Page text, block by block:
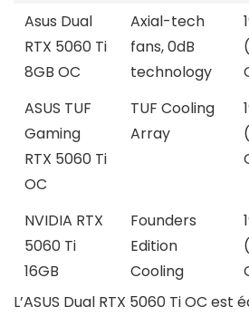
Asus Dual
RTX 5060 Ti
8GB OC
Axial-tech
fans, 0dB
technology
ASUS TUF
Gaming
RTX 5060 Ti
OC
TUF Cooling
Array
NVIDIA RTX
5060 Ti
16GB
Founders
Edition
Cooling
L’ASUS Dual RTX 5060 Ti OC est